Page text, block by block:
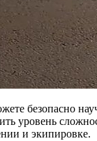
безопасно
уровень
и экипировке.